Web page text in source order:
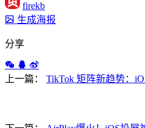
firekb
生成海报
分享
上一篇： TikTok 矩阵新趋势：